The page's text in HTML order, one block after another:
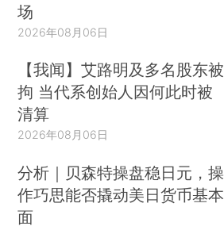
场
2026年08月06日
【我闻】艾路明及多名股东被
拘 当代系创始人因何此时被
清算
2026年08月06日
分析｜贝森特操盘稳日元，操
作巧思能否撬动美日货币基本
面